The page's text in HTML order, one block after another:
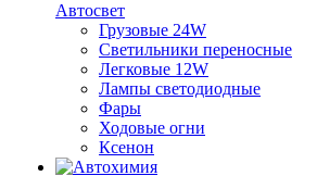
Автосвет
Грузовые 24W
Светильники переносные
Легковые 12W
Лампы светодиодные
Фары
Ходовые огни
Ксенон